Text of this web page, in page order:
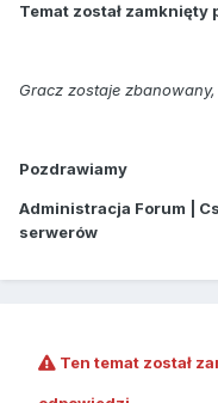
Temat został zamknięty
Gracz zostaje
Pozdrawiamy
Administracja Forum |
serwerów
Ten temat został